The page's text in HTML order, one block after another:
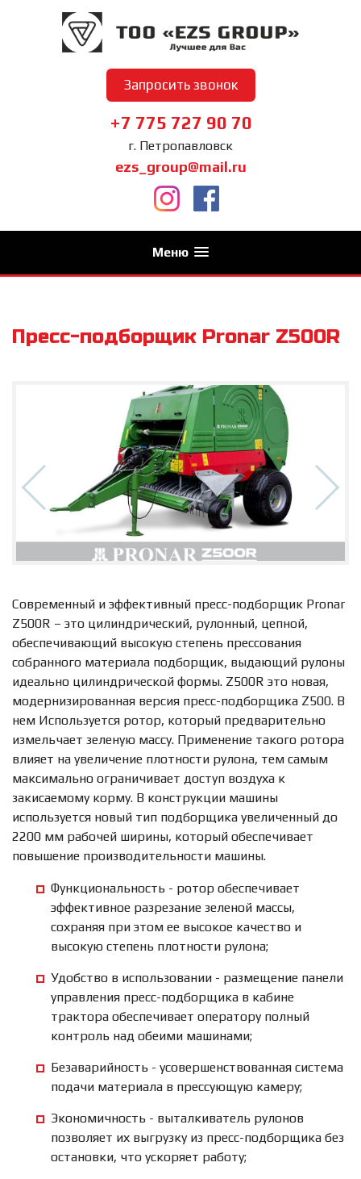
Запросить звонок
+7 775 727 90 70
г. Петропавловск
ezs_group@mail.ru
Меню
Пресс-подборщик Pronar Z500R
Современный и эффективный пресс-подборщик Pronar
Z500R – это цилиндрический, рулонный, цепной,
обеспечивающий высокую степень прессования
собранного материала подборщик, выдающий рулоны
идеально цилиндрической формы. Z500R это новая,
модернизированная версия пресс-подборщика Z500. В
нем Используется ротор, который предварительно
измельчает зеленую массу. Применение такого ротора
влияет на увеличение плотности рулона, тем самым
максимально ограничивает доступ воздуха к
закисаемому корму. В конструкции машины
используется новый тип подборщика увеличенный до
2200 мм рабочей ширины, который обеспечивает
повышение производительности машины.
Функциональность - ротор обеспечивает
эффективное разрезание зеленой массы,
сохраняя при этом ее высокое качество и
высокую степень плотности рулона;
Удобство в использовании - размещение панели
управления пресс-подборщика в кабине
трактора обеспечивает оператору полный
контроль над обеими машинами;
Безаварийность - усовершенствованная система
подачи материала в прессующую камеру;
Экономичность - выталкиватель рулонов
позволяет их выгрузку из пресс-подборщика без
остановки, что ускоряет работу;